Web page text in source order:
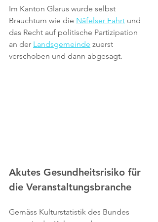
Im Kanton Glarus wurde selbst
Brauchtum wie die Näfelser Fahrt und
das Recht auf politische Partizipation
an der Landsgemeinde zuerst
verschoben und dann abgesagt.
Akutes Gesundheitsrisiko für
die Veranstaltungsbranche
Gemäss Kulturstatistik des Bundes